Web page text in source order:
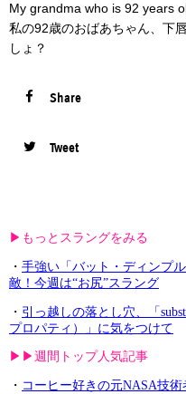
My grandma who is 92 years
私の92歳のおばあちゃん、下
しょ？
Share
Tweet
▶︎もっとスラングをみる
・ 手強い「バット・ディンプ
敵！今週は“お尻”スラング
・ 引っ越しの落とし穴、「
プロパティ）」に気をつけて
▶︎▶︎週間トップ人気記事
・ コーヒー好きの元NASA技